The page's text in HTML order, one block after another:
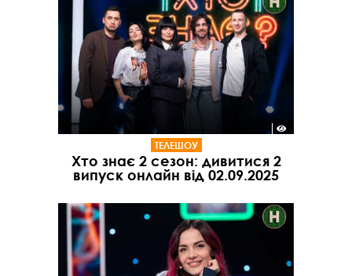
ТЕЛЕШОУ
Хто знає 2 сезон: дивитися 2
випуск онлайн від 02.09.2025